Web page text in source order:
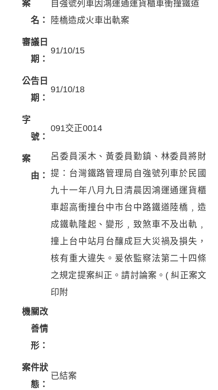
案
名：
自強號列車因鴻運通運貨櫃車衝撞鐵道
陸橋造成火車出軌案
審議日
期：
91/10/15
公告日
期：
91/10/18
字
號：
091交正0014
案
由：
呂委員溪木、黃委員勤鎮、林委員將財
提：台灣鐵路管理局自強號列車於民國
九十一年八月九日清晨因鴻運通運貨櫃
車超高衝撞台中市台中路鐵道陸橋﹐造
成鐵軌隆起、變形﹐致煞車不及出軌﹐
撞上台中站月台釀成巨大災禍及損失，
核有重大違失。爰依監察法第二十四條
之規定提案糾正。請討論案。( 糾正案文
印附
機關改
善情
形：
案件狀
態：
已結案